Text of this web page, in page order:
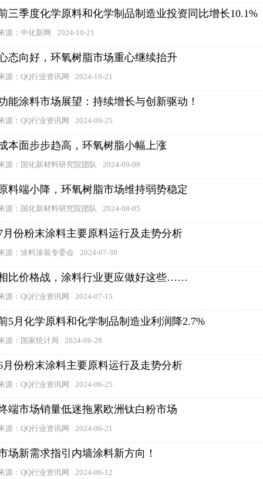
三季度化学原料和化学制品制造业投资同比增长10.1%
源：中化新网 2024-10-21
态向好，环氧树脂市场重心继续抬升
源：QQ行业资讯网 2024-10-21
能涂料市场展望：持续增长与创新驱动！
源：QQ行业资讯网 2024-09-25
本面步步趋高，环氧树脂小幅上涨
源：国化新材料研究院团队 2024-09-09
料端小降，环氧树脂市场维持弱势稳定
源：国化新材料研究院团队 2024-08-05
月份粉末涂料主要原料运行及走势分析
源：涂料涂装专委会 2024-07-30
比价格战，涂料行业更应做好这些……
源：QQ行业资讯网 2024-07-15
5月化学原料和化学制品制造业利润降2.7%
源：国家统计局 2024-06-28
月份粉末涂料主要原料运行及走势分析
源：QQ行业资讯网 2024-06-25
端市场销量低迷拖累欧洲钛白粉市场
源：QQ行业资讯网 2024-06-21
场新需求指引内墙涂料新方向！
源：QQ行业资讯网 2024-06-12